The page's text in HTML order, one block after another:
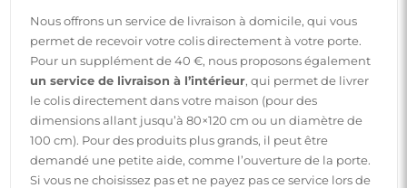
Nous offrons un service de livraison à domicile, qui vous
permet de recevoir votre colis directement à votre porte.
Pour un supplément de 40 €, nous proposons également
un service de livraison à l’intérieur, qui permet de livrer
le colis directement dans votre maison (pour des
dimensions allant jusqu’à 80×120 cm ou un diamètre de
100 cm). Pour des produits plus grands, il peut être
demandé une petite aide, comme l’ouverture de la porte.
Si vous ne choisissez pas et ne payez pas ce service lors de